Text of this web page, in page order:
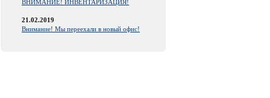
ВНИМАНИЕ! ИНВЕНТАРИЗАЦИЯ!
21.02.2019
Внимание! Мы переехали в новый офис!